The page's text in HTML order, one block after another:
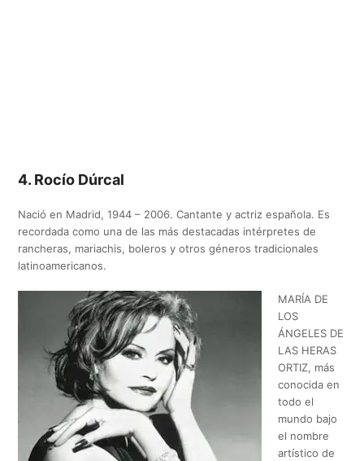
4. Rocío Dúrcal
Nació en Madrid, 1944 – 2006. Cantante y actriz española. Es
recordada como una de las más destacadas intérpretes de
rancheras, mariachis, boleros y otros géneros tradicionales
latinoamericanos.
MARÍA DE
LOS
ÁNGELES DE
LAS HERAS
ORTIZ, más
conocida en
todo el
mundo bajo
el nombre
artístico de